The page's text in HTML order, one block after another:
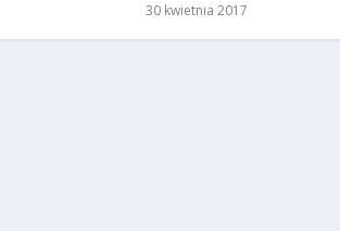
30 kwietnia 2017